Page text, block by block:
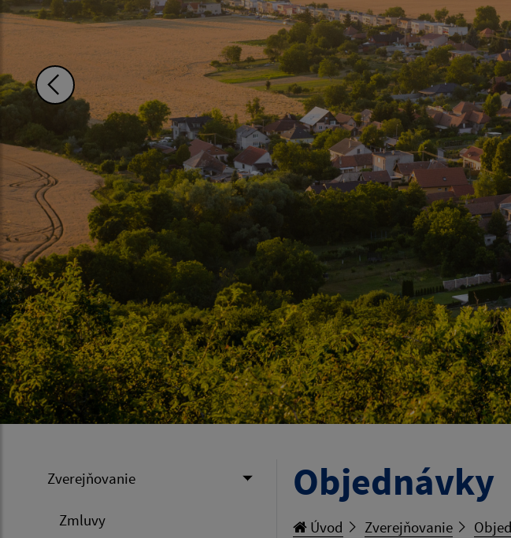
Zverejňovanie
Zmluvy
Objednávky
Úvod Zverejňovanie